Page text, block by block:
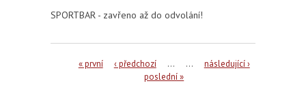
SPORTBAR - zavřeno až do odvolání!
Stránky
« první ‹ předchozí … …
následující ›
poslední »